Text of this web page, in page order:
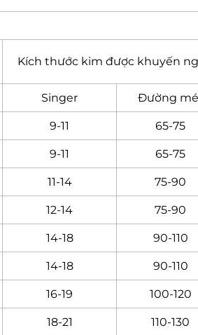
Kích thước kim được khuyến
Singer Đường
9-11 65-75
9-11 65-75
11-14 75-90
12-14 75-90
14-18 90-110
14-18 90-110
16-19 100-120
18-21 110-130